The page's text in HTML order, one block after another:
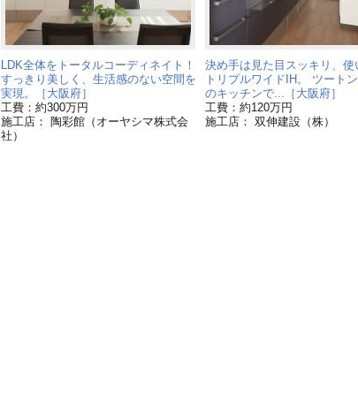
LDK全体をトータルコーディネイト！
すっきり美しく、生活感のない空間を
実現。［大阪府］
工費：約300万円
施工店： 陶彩館（オーヤシマ株式会
社）
決め手は見た目スッキリ、使
トリプルワイドIH。 ツート
のキッチンで...［大阪府］
工費：約120万円
施工店： 双伸建設（株）